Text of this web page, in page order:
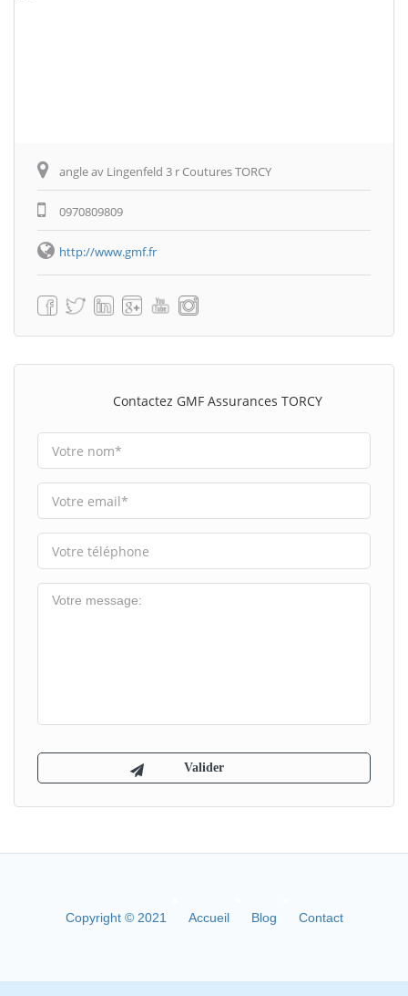
angle av Lingenfeld 3 r Coutures TORCY
0970809809
http://www.gmf.fr
Contactez GMF Assurances TORCY
Copyright © 2021 Accueil Blog Contact